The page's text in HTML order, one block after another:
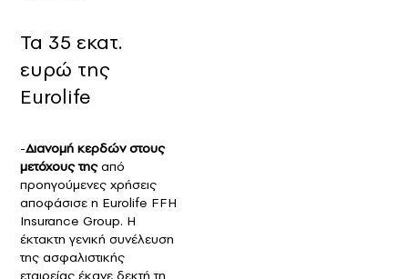
Τα 35 εκατ.
ευρώ της
Eurolife
-Διανομή κερδών στους
μετόχους τηςαπό
προηγούμενες χρήσεις
αποφάσισε η Eurolife FFH
Insurance Group. Η
έκτακτη γενική συνέλευση
της ασφαλιστικής
εταιρείας έκανε δεκτή τη